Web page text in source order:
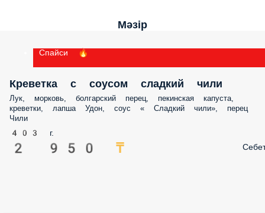
Мәзір
Спайси 🔥
Креветка с соусом сладкий чили
Лук, морковь, болгарский перец, пекинская капуста,
креветки, лапша Удон, соус « Сладкий чили», перец
Чили
403 г.
2 950 ₸